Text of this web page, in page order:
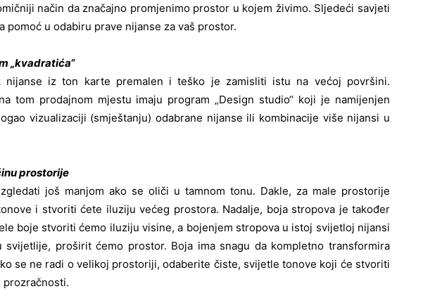
način da značajno promjenimo prostor u kojem živimo. Sljedeći savjeti
pomoć u odabiru prave nijanse za vaš prostor.
„kvadratića“
nijanse iz ton karte premalen i teško je zamisliti istu na većoj površini.
tom prodajnom mjestu imaju program „Design studio“ koji je namijenjen
vizualizaciji (smještanju) odabrane nijanse ili kombinacije više nijansi u
prostorije
još manjom ako se oliči u tamnom tonu. Dakle, za male prostorije
i stvoriti ćete iluziju većeg prostora. Nadalje, boja stropova je također
boje stvoriti ćemo iluziju visine, a bojenjem stropova u istoj svijetloj nijansi
svijetlije, proširit ćemo prostor. Boja ima snagu da kompletno transformira
se ne radi o velikoj prostoriji, odaberite čiste, svijetle tonove koji će stvoriti